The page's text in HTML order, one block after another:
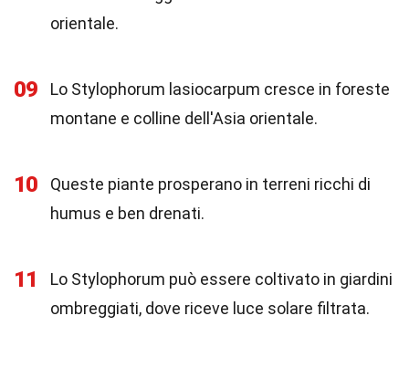
orientale.
09
Lo Stylophorum lasiocarpum cresce in foreste
montane e colline dell'Asia orientale.
10
Queste piante prosperano in terreni ricchi di
humus e ben drenati.
11
Lo Stylophorum può essere coltivato in giardini
ombreggiati, dove riceve luce solare filtrata.